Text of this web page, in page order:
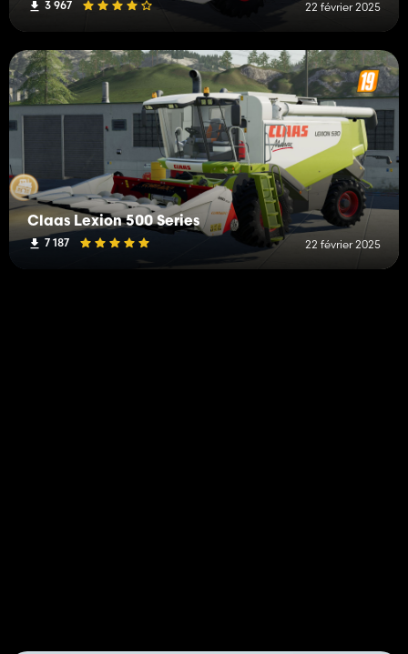
3 967 22 février 2025
Claas Lexion 500 Series
7 187 22 février 2025